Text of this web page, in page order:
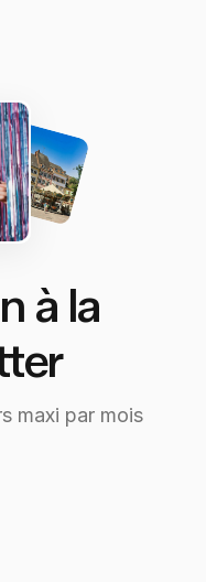
à la
maxi par mois